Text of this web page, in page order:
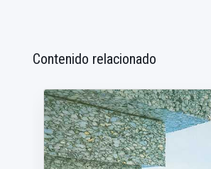
Contenido relacionado